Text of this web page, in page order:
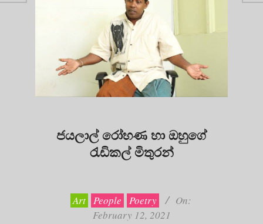
ජයලාල් රෝහණ හා ඔහුගේ
රැඩිකල් මිතුරන්
Art People Poetry
On:
February 12, 2021